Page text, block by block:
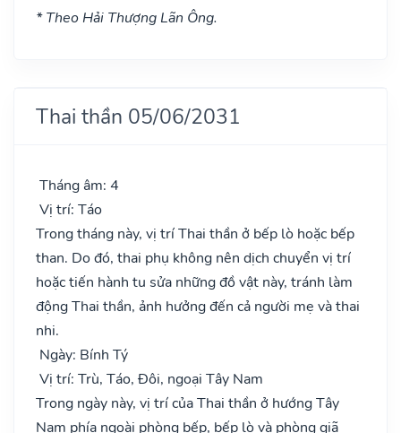
* Theo Hải Thượng Lãn Ông.
Thai thần 05/06/2031
Tháng âm: 4
Vị trí: Táo
Trong tháng này, vị trí Thai thần ở bếp lò hoặc bếp
than. Do đó, thai phụ không nên dịch chuyển vị trí
hoặc tiến hành tu sửa những đồ vật này, tránh làm
động Thai thần, ảnh hưởng đến cả người mẹ và thai
nhi.
Ngày: Bính Tý
Vị trí: Trù, Táo, Đôi, ngoại Tây Nam
Trong ngày này, vị trí của Thai thần ở hướng Tây
Nam phía ngoài phòng bếp, bếp lò và phòng giã